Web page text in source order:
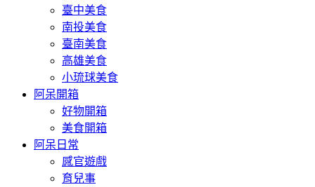
臺中美食
南投美食
臺南美食
高雄美食
小琉球美食
阿呆開箱
好物開箱
美食開箱
阿呆日常
感官遊戲
育兒事